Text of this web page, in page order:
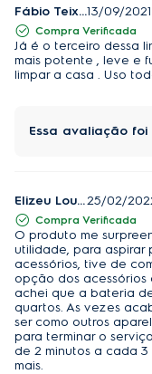
completa.
Iluminação Frontal
Ideal para iluminar
das áreas a serem
Bocal que oferece
acesso a todos os
prático para utilizar.
2 em 1, Unidade
Aspirador vertical
versatilidade para
Filtragem Cyclonic:
Fábio Teixeira13/09/2021
Compra Verificada
Já é o terceiro dessa
mais potente , leve e
limpar a casa . Uso
Essa avaliação foi
Elizeu Loureiro filho25/02/
Compra Verificada
O produto me
utilidade, para aspirar
acessórios, tive de
opção dos acessórios
achei que a bateria
quartos. As vezes
ser como outros
para terminar o
de 2 minutos a cada
mais.